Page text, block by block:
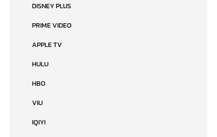
DISNEY PLUS
PRIME VIDEO
APPLE TV
HULU
HBO
VIU
IQIYI